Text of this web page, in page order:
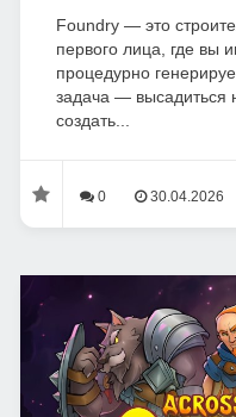
Foundry — это
первого лица, где вы
процедурно
задача — высадиться
создать...
0 30.04.2026